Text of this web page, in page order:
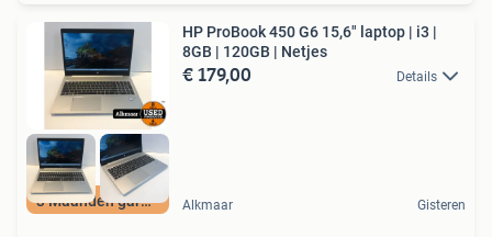
3 Maanden garantie
HP ProBook 450 G6 15,6" laptop | i3 |
8GB | 120GB | Netjes
€ 179,00 Details
Alkmaar Gisteren